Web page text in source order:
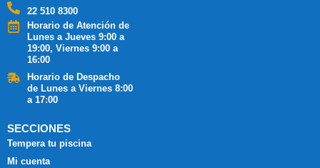
22 510 8300
Horario de Atención de
Lunes a Jueves 9:00 a
19:00, Viernes 9:00 a
16:00
Horario de Despacho
de Lunes a Viernes 8:00
a 17:00
SECCIONES
Tempera tu piscina
Mi cuenta